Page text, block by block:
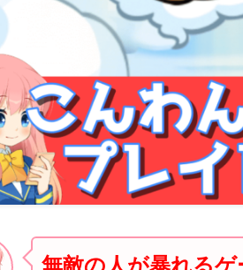
無敵の人が暴れるゲ